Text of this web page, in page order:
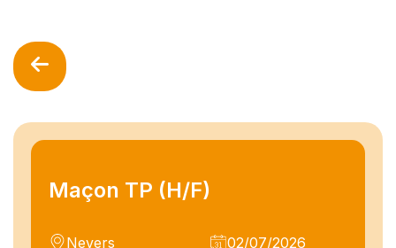
Maçon TP (H/F)
Nevers
02/07/2026